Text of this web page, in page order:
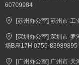
60709984
[苏州办公室] 苏州市·
[深圳办公室] 深圳市·
场B座17H 0755-83989895
[广州办公室] 广州市·